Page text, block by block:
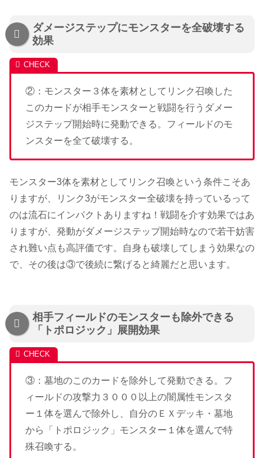
ダメージステップにモンスターを全破壊する
効果
②：モンスター３体を素材としてリンク召喚した
このカードが相手モンスターと戦闘を行うダメー
ジステップ開始時に発動できる。フィールドのモ
ンスターを全て破壊する。
モンスター3体を素材としてリンク召喚という条件こそあ
りますが、リンク3がモンスター全破壊を持っているって
のは流石にインパクトありますね！戦闘を介す効果ではあ
りますが、発動がダメージステップ開始時なので若干妨害
され難い点も高評価です。自身も破壊してしまう効果なの
で、その後は③で後続に繋げると綺麗だと思います。
相手フィールドのモンスターも除外できる
「トポロジック」展開効果
③：墓地のこのカードを除外して発動できる。フ
ィールドの攻撃力３０００以上の闇属性モンスタ
ー１体を選んで除外し、自分のＥＸデッキ・墓地
から「トポロジック」モンスター１体を選んで特
殊召喚する。